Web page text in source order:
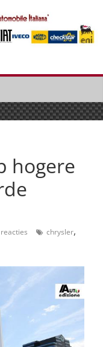
hogere
chrysler,